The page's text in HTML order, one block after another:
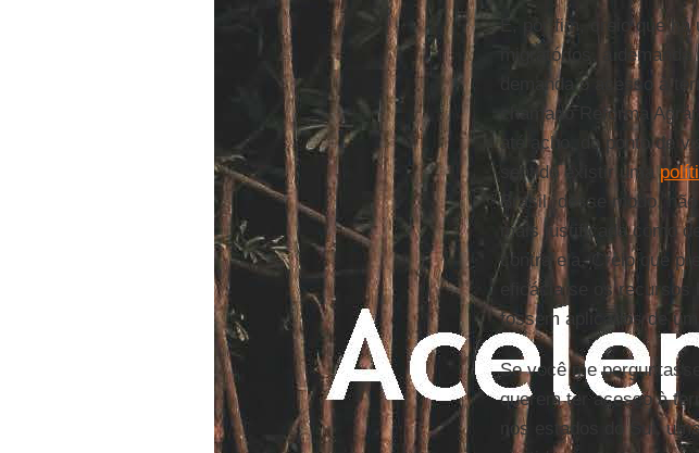
E, por fim, creio que há
migratórios, a
demanda o acesso à
chamado Reforma
até acho, do ponto de
sentido existir uma
Brasil, desse modo,
mais justificada como
contra ela. Creio que
eficácia se os
fossem aplicados de
Se você me
querem ter acesso à
nos estados do Sul,